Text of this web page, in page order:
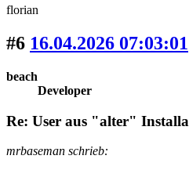
florian
#6 16.04.2026 07:03:01
beach
Developer
Re: User aus "alter"
mrbaseman schrieb: